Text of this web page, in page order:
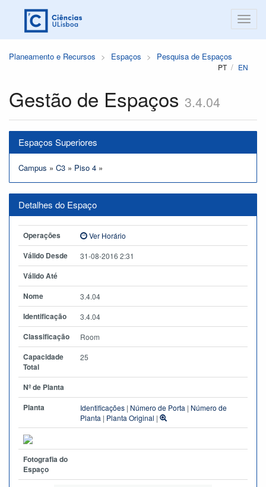
Planeamento e Recursos Espaços Pesquisa de Espaços
PT EN
Gestão de Espaços 3.4.04
Espaços Superiores
Campus » C3 » Piso 4 »
Detalhes do Espaço
Operações Ver Horário
Válido Desde 31-08-2016 2:31
Válido Até
Nome
3.4.04
Identificação 3.4.04
Classificação Room
Capacidade
Total
25
Nº de Planta
Planta
Identificações | Número de Porta | Número de
Planta | Planta Original |
Fotografia do
Espaço